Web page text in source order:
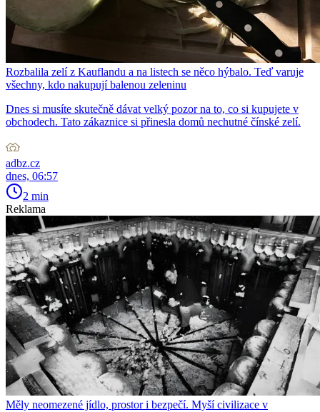
Rozbalila zelí z Kauflandu a na listech se něco hýbalo. Teď varuje
všechny, kdo nakupují balenou zeleninu
Dnes si musíte skutečně dávat velký pozor na to, co si kupujete v
obchodech. Tato zákaznice si přinesla domů nechutné čínské zelí.
adbz.cz
dnes, 06:57
2 min
Reklama
Měly neomezené jídlo, prostor i bezpečí. Myší civilizace v